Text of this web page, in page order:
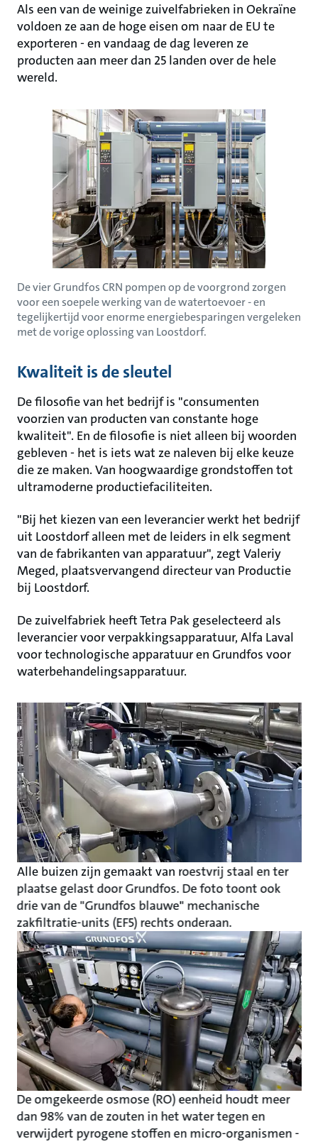
Als een van de weinige zuivelfabrieken in Oekraïne
voldoen ze aan de hoge eisen om naar de EU te
exporteren - en vandaag de dag leveren ze
producten aan meer dan 25 landen over de hele
wereld.
De vier Grundfos CRN pompen op de voorgrond zorgen
voor een soepele werking van de watertoevoer - en
tegelijkertijd voor enorme energiebesparingen vergeleken
met de vorige oplossing van Loostdorf.
Kwaliteit is de sleutel
De filosofie van het bedrijf is "consumenten
voorzien van producten van constante hoge
kwaliteit". En de filosofie is niet alleen bij woorden
gebleven - het is iets wat ze naleven bij elke keuze
die ze maken. Van hoogwaardige grondstoffen tot
ultramoderne productiefaciliteiten.
"Bij het kiezen van een leverancier werkt het bedrijf
uit Loostdorf alleen met de leiders in elk segment
van de fabrikanten van apparatuur", zegt Valeriy
Meged, plaatsvervangend directeur van Productie
bij Loostdorf.
De zuivelfabriek heeft Tetra Pak geselecteerd als
leverancier voor verpakkingsapparatuur, Alfa Laval
voor technologische apparatuur en Grundfos voor
waterbehandelingsapparatuur.
Alle buizen zijn gemaakt van roestvrij staal en ter
plaatse gelast door Grundfos. De foto toont ook
drie van de "Grundfos blauwe" mechanische
zakfiltratie-units (EF5) rechts onderaan.
De omgekeerde osmose (RO) eenheid houdt meer
dan 98% van de zouten in het water tegen en
verwijdert pyrogene stoffen en micro-organismen -